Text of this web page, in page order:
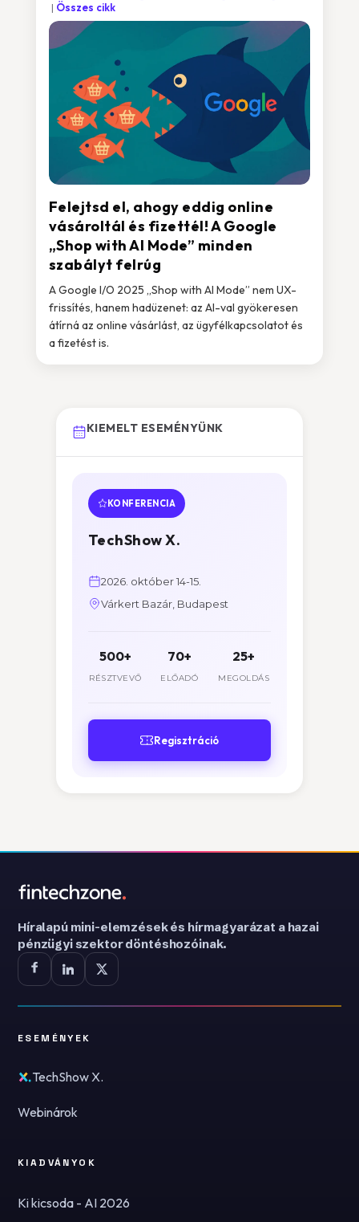
Felejtsd el, ahogy eddig online
vásároltál és fizettél! A Google
„Shop with AI Mode” minden
szabályt felrúg
Összes cikk
A Google I/O 2025 „Shop with AI Mode” nem UX-
frissítés, hanem hadüzenet: az AI-val gyökeresen
átírná az online vásárlást, az ügyfélkapcsolatot és
a fizetést is.
KIEMELT ESEMÉNYÜNK
KONFERENCIA
TechShow X.
2026. október 14-15.
Várkert Bazár, Budapest
500+
RÉSZTVEVŐ
70+
ELŐADÓ
25+
MEGOLDÁS
Regisztráció
Híralapú mini-elemzések és hírmagyarázat a hazai
pénzügyi szektor döntéshozóinak.
ESEMÉNYEK
TechShow X.
Webinárok
KIADVÁNYOK
Ki kicsoda - AI 2026